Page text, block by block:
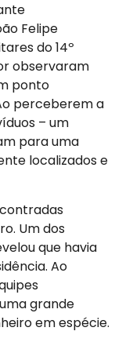
Felipe
do 14º
observaram
ponto
perceberem a
– um
para uma
localizados e
Um dos
que havia
Ao
grande
em espécie.